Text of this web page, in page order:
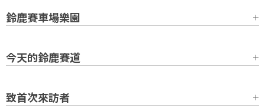
鈴鹿賽車場樂園
今天的鈴鹿賽道
致首次來訪者